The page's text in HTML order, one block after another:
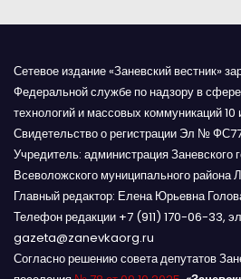
м
Сетевое издание «Заневский вестник»
Федеральной службе по надзору в
технологий и массовых коммуникаций
Свидетельство о регистрации Эл №
Учредитель: администрация Заневского
Всеволожского муниципального района
Главный редактор: Елена Юрьевна
Телефон редакции +7 (911) 170-06-33,
gazeta@zanevkaorg.ru
Согласно решению совета депутатов